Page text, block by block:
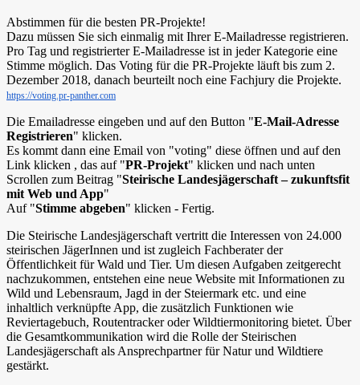
Abstimmen für die besten PR-Projekte!
Dazu müssen Sie sich einmalig mit Ihrer E-Mailadresse registrieren.
Pro Tag und registrierter E-Mailadresse ist in jeder Kategorie eine
Stimme möglich. Das Voting für die PR-Projekte läuft bis zum 2.
Dezember 2018, danach beurteilt noch eine Fachjury die Projekte.
https://voting.pr-panther.com
Die Emailadresse eingeben und auf den Button "E-Mail-Adresse
Registrieren" klicken.
Es kommt dann eine Email von "voting" diese öffnen und auf den
Link klicken , das auf "PR-Projekt" klicken und nach unten
Scrollen zum Beitrag "Steirische Landesjägerschaft – zukunftsfit
mit Web und App"
Auf "Stimme abgeben" klicken - Fertig.
Die Steirische Landesjägerschaft vertritt die Interessen von 24.000
steirischen JägerInnen und ist zugleich Fachberater der
Öffentlichkeit für Wald und Tier. Um diesen Aufgaben zeitgerecht
nachzukommen, entstehen eine neue Website mit Informationen zu
Wild und Lebensraum, Jagd in der Steiermark etc. und eine
inhaltlich verknüpfte App, die zusätzlich Funktionen wie
Reviertagebuch, Routentracker oder Wildtiermonitoring bietet. Über
die Gesamtkommunikation wird die Rolle der Steirischen
Landesjägerschaft als Ansprechpartner für Natur und Wildtiere
gestärkt.